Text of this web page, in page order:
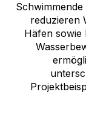
reduzieren
Häfen sowie